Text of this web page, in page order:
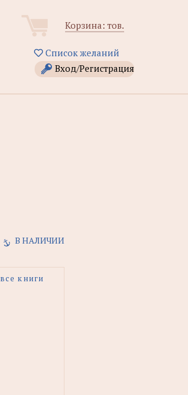
Корзина: тов.
Список желаний
Вход/Регистрация
В НАЛИЧИИ
все книги